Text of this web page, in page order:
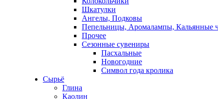
Шкатулки
Ангелы, Подковы
Пепельницы, Аромалампы, Кальянные
Прочее
Сезонные сувениры
Пасхальные
Новогодние
Символ года кролика
Сырьё
Глина
Каолин